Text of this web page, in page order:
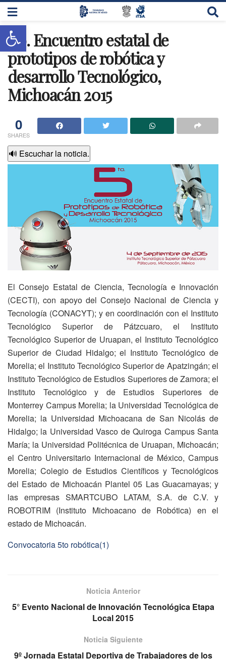
5to. Encuentro estatal de
prototipos de robótica y
desarrollo Tecnológico,
Michoacán 2015
0
SHARES
🔊 Escuchar la noticia.
El Consejo Estatal de Ciencia, Tecnología e Innovación
(CECTI), con apoyo del Consejo Nacional de Ciencia y
Tecnología (CONACYT); y en coordinación con el Instituto
Tecnológico Superior de Pátzcuaro, el Instituto
Tecnológico Superior de Uruapan, el Instituto Tecnológico
Superior de Ciudad Hidalgo; el Instituto Tecnológico de
Morelia; el Instituto Tecnológico Superior de Apatzingán; el
Instituto Tecnológico de Estudios Superiores de Zamora; el
Instituto Tecnológico y de Estudios Superiores de
Monterrey Campus Morelia; la Universidad Tecnológica de
Morelia; la Universidad Michoacana de San Nicolás de
Hidalgo; la Universidad Vasco de Quiroga Campus Santa
María; la Universidad Politécnica de Uruapan, Michoacán;
el Centro Universitario Internacional de México, Campus
Morelia; Colegio de Estudios Científicos y Tecnológicos
del Estado de Michoacán Plantel 05 Las Guacamayas; y
las empresas SMARTCUBO LATAM, S.A. de C.V. y
ROBOTRIM (Instituto Michoacano de Robótica) en el
estado de Michoacán.
Convocatoria 5to robótica(1)
Noticia Anterior
5° Evento Nacional de Innovación Tecnológica Etapa
Local 2015
Noticia Siguiente
9º Jornada Estatal Deportiva de Trabajadores de los
Abrir barra de herramientas